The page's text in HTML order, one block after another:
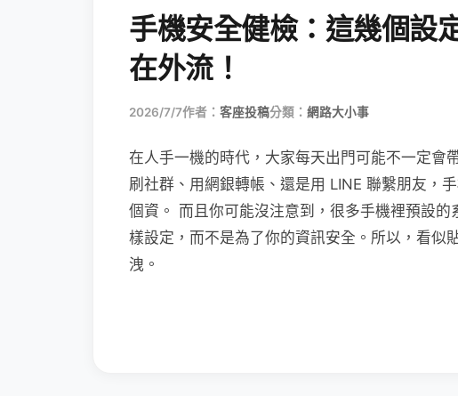
手機安全健檢：這幾個設
在外流！
2026/7/7作者： 客座投稿分類： 網路大小事
在人手一機的時代，大家每天出門可能不一定會
刷社群、用網銀轉帳、還是用 LINE 聯繫朋友，
個資。 而且你可能沒注意到，很多手機裡預設
樣設定，而不是為了你的資訊安全。所以，看似
洩。